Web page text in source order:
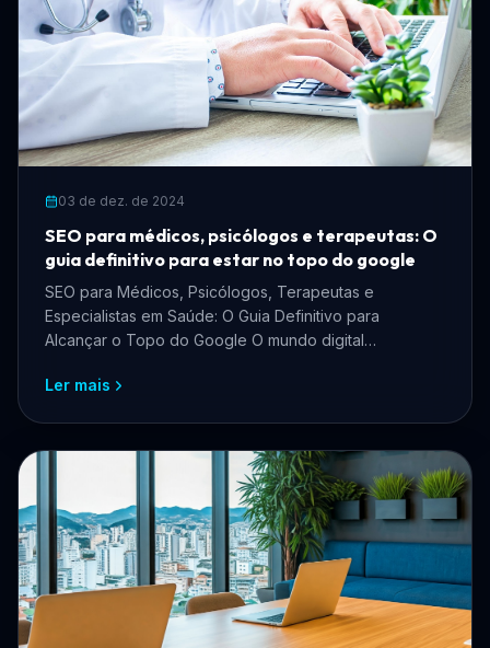
03 de dez. de 2024
SEO para médicos, psicólogos e terapeutas: O
guia definitivo para estar no topo do google
SEO para Médicos, Psicólogos, Terapeutas e
Especialistas em Saúde: O Guia Definitivo para
Alcançar o Topo do Google O mundo digital
Ler mais